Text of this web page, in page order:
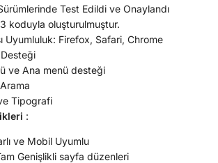
Test Edildi ve Onaylandı
koduyla oluşturulmuştur.
Uyumluluk: Firefox, Safari, Chrome
ve Ana menü desteği
Tipografi
:
ve Mobil Uyumlu
Genişlikli sayfa düzenleri